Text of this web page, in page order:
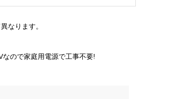
なります。
ので家庭用電源で工事不要!